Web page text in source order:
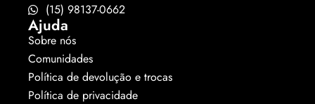
(15) 98137-0662
Ajuda
Sobre nós
Comunidades
Política de devolução e trocas
Política de privacidade